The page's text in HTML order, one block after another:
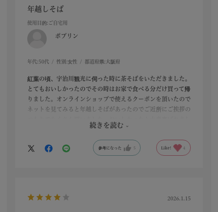
年越しそば
使用目的:ご自宅用
ポプリン
年代: 50代 性別:女性 都道府県: 大阪府
紅葉の頃、宇治川観光に伺った時に茶そばをいただきました。
とてもおいしかったのでその時はお家で食べる分だけ買って帰
りました。オンラインショップで使えるクーポンを頂いたので
ネットを見てみると年越しそばがあったのでご近所にご挨拶の
続きを読む
参考になった 5 Like! 4
2026.1.15